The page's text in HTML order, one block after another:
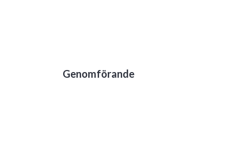
Genomförande